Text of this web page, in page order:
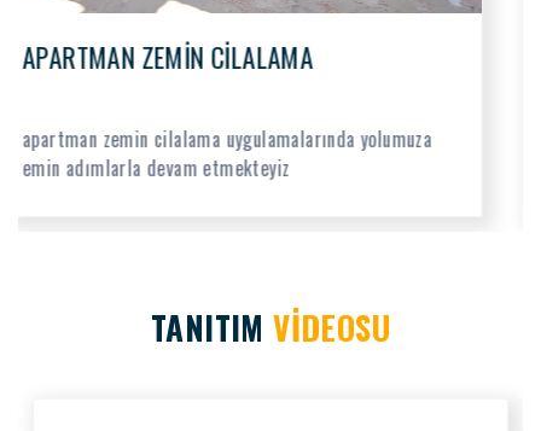
ZEMİN CİLALAMA
zemin cilalama işlemlerinde yürütmüş olduğumuz
hizmetler tüm hızıyla devam etmektedir
TANITIMVİDEOSU